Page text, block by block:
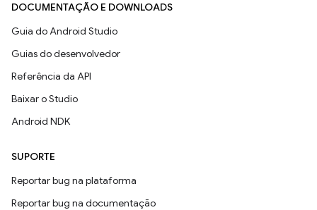
DOCUMENTAÇÃO E DOWNLOADS
Guia do Android Studio
Guias do desenvolvedor
Referência da API
Baixar o Studio
Android NDK
SUPORTE
Reportar bug na plataforma
Reportar bug na documentação